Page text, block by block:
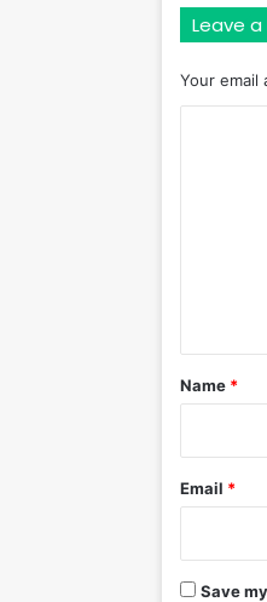
Leave a
Your email
*
Name *
Email *
Save